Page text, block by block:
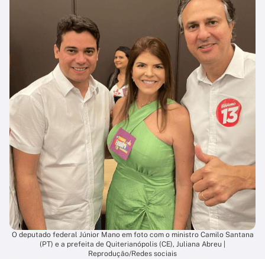
O deputado federal Júnior Mano em foto com o ministro Camilo Santana
(PT) e a prefeita de Quiterianópolis (CE), Juliana Abreu |
Reprodução/Redes sociais